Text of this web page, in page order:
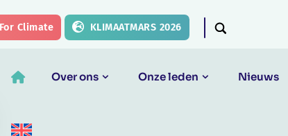
Climate KLIMAATMARS 2026
Over ons Onze leden Nieuws